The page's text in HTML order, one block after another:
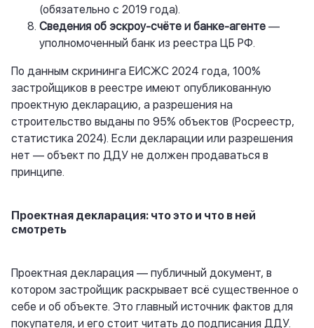
(обязательно с 2019 года).
Сведения об эскроу-счёте и банке-агенте —
уполномоченный банк из реестра ЦБ РФ.
По данным скрининга ЕИСЖС 2024 года, 100%
застройщиков в реестре имеют опубликованную
проектную декларацию, а разрешения на
строительство выданы по 95% объектов (Росреестр,
статистика 2024). Если декларации или разрешения
нет — объект по ДДУ не должен продаваться в
принципе.
Проектная декларация: что это и что в ней
смотреть
Проектная декларация — публичный документ, в
котором застройщик раскрывает всё существенное о
себе и об объекте. Это главный источник фактов для
покупателя, и его стоит читать до подписания ДДУ.